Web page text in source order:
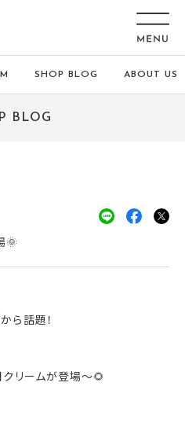
SHOP BLOG ABOUT US
BLOG
🌞
ら話題！
リームが登場〜🌻